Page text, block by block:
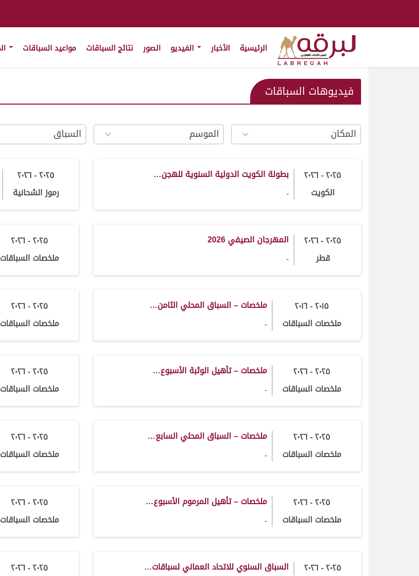
الرئيسية الأخبار الصور نتائج السباقات مواعيد السباقات
فيديوهات السباقات
13
results
18
results
100
results
٢٠٢٥ - ٢٠٢٦
الكويت
بطولة الكويت الدولية السنوية للهجن…
-
٢٠٢٥ - ٢٠٢٦
رموز الشحانية
٢٠٢٥ - ٢٠٢٦
قطر
المهرجان الصيفي 2026
-
٢٠٢٥ - ٢٠٢٦
ملخصات السباقات
٢٠١٥ - ٢٠١٦
ملخصات السباقات
ملخصات – السباق المحلي الثامن…
-
٢٠٢٥ - ٢٠٢٦
ملخصات السباقات
٢٠٢٥ - ٢٠٢٦
ملخصات السباقات
ملخصات – تأهيل الوثبة الأسبوع…
-
٢٠٢٥ - ٢٠٢٦
ملخصات السباقات
٢٠٢٥ - ٢٠٢٦
ملخصات السباقات
ملخصات – السباق المحلي السابع…
-
٢٠٢٥ - ٢٠٢٦
ملخصات السباقات
٢٠٢٥ - ٢٠٢٦
ملخصات السباقات
ملخصات – تأهيل المرموم الأسبوع…
-
٢٠٢٥ - ٢٠٢٦
ملخصات السباقات
٢٠٢٥ - ٢٠٢٦
السباق السنوي للاتحاد العماني لسباقات…
٢٠٢٥ - ٢٠٢٦